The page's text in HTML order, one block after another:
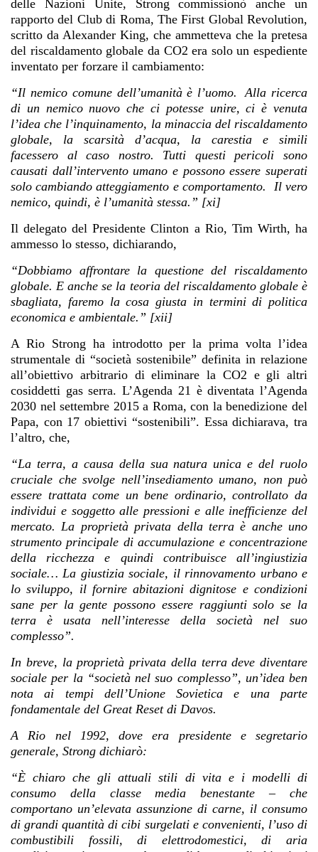
delle Nazioni Unite, Strong commissionò anche un
rapporto del Club di Roma, The First Global Revolution,
scritto da Alexander King, che ammetteva che la pretesa
del riscaldamento globale da CO2 era solo un espediente
inventato per forzare il cambiamento:
“Il nemico comune dell’umanità è l’uomo. Alla ricerca
di un nemico nuovo che ci potesse unire, ci è venuta
l’idea che l’inquinamento, la minaccia del riscaldamento
globale, la scarsità d’acqua, la carestia e simili
facessero al caso nostro. Tutti questi pericoli sono
causati dall’intervento umano e possono essere superati
solo cambiando atteggiamento e comportamento. Il vero
nemico, quindi, è l’umanità stessa.” [xi]
Il delegato del Presidente Clinton a Rio, Tim Wirth, ha
ammesso lo stesso, dichiarando,
“Dobbiamo affrontare la questione del riscaldamento
globale. E anche se la teoria del riscaldamento globale è
sbagliata, faremo la cosa giusta in termini di politica
economica e ambientale.” [xii]
A Rio Strong ha introdotto per la prima volta l’idea
strumentale di “società sostenibile” definita in relazione
all’obiettivo arbitrario di eliminare la CO2 e gli altri
cosiddetti gas serra. L’Agenda 21 è diventata l’Agenda
2030 nel settembre 2015 a Roma, con la benedizione del
Papa, con 17 obiettivi “sostenibili”. Essa dichiarava, tra
l’altro, che,
“La terra, a causa della sua natura unica e del ruolo
cruciale che svolge nell’insediamento umano, non può
essere trattata come un bene ordinario, controllato da
individui e soggetto alle pressioni e alle inefficienze del
mercato. La proprietà privata della terra è anche uno
strumento principale di accumulazione e concentrazione
della ricchezza e quindi contribuisce all’ingiustizia
sociale… La giustizia sociale, il rinnovamento urbano e
lo sviluppo, il fornire abitazioni dignitose e condizioni
sane per la gente possono essere raggiunti solo se la
terra è usata nell’interesse della società nel suo
complesso”.
In breve, la proprietà privata della terra deve diventare
sociale per la “società nel suo complesso”, un’idea ben
nota ai tempi dell’Unione Sovietica e una parte
fondamentale del Great Reset di Davos.
A Rio nel 1992, dove era presidente e segretario
generale, Strong dichiarò:
“È chiaro che gli attuali stili di vita e i modelli di
consumo della classe media benestante – che
comportano un’elevata assunzione di carne, il consumo
di grandi quantità di cibi surgelati e convenienti, l’uso di
combustibili fossili, di elettrodomestici, di aria